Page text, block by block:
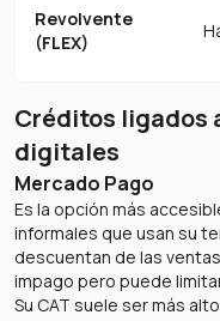
Revolvente
(FLEX)
Créditos ligados
digitales
Mercado Pago
Es la opción más
informales que usan su
descuentan de las
impago pero puede
Su CAT suele ser más